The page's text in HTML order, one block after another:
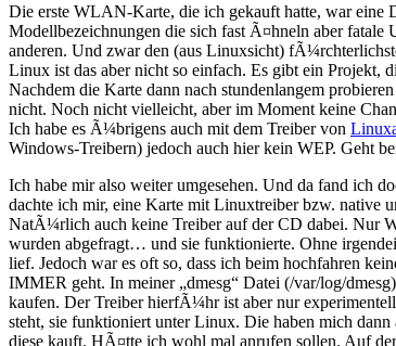
Die erste WLAN-Karte, die ich gekauft hatte, war eine
Modellbezeichnungen die sich fast Ã¤hneln aber
anderen. Und zwar den (aus Linuxsicht)
Linux ist das aber nicht so einfach. Es gibt ein
Nachdem die Karte dann nach stundenlangem
nicht. Noch nicht vielleicht, aber im Moment keine
Ich habe es Ã¼brigens auch mit dem Treiber von
Windows-Treibern) jedoch auch hier kein WEP. Geht
Ich habe mir also weiter umgesehen. Und da fand ich
dachte ich mir, eine Karte mit Linuxtreiber bzw. native
NatÃ¼rlich auch keine Treiber auf der CD dabei. Nur
wurden abgefragt… und sie funktionierte. Ohne
lief. Jedoch war es oft so, dass ich beim hochfahren
IMMER geht. In meiner „dmesg“ Datei (/var/log/
kaufen. Der Treiber hierfÃ¼hr ist aber nur
steht, sie funktioniert unter Linux. Die haben mich
diese kauft. HÃ¤tte ich wohl mal anrufen sollen. Auf